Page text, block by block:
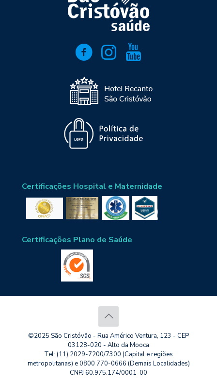
Certificações Hospital e Maternidade
Certificações Plano de Saúde
©2025 São Cristóvão - Rua Américo Ventura, 123 - CEP
03128-020 - Alto da Mooca
Tel: (11) 2029-7200/7300 (Capital e regiões
metropolitanas) e 0800 770-0666 (Demais Localidades)
CNPJ 60.975.174/0001-00